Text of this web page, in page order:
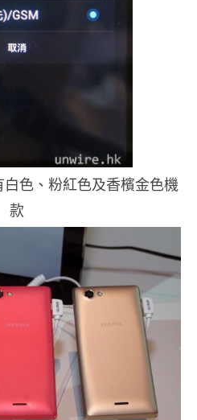
色、粉紅色及香檳金色機
款